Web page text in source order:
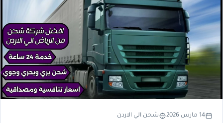
14 مارس 2026 شحن الي الاردن